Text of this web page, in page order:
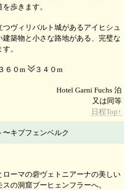
歩きます。
つヴィリバルト城があるアイヒシュ
建築物と小さな路地がある、完璧な
。
６０m ３４０m
Hotel Garni Fuchs 泊
又は同等
日程Top↑
〜キプフェンベルク
ローマの砦ヴェトニアーナの美しい
の洞窟ブーヒェンフラーへ。